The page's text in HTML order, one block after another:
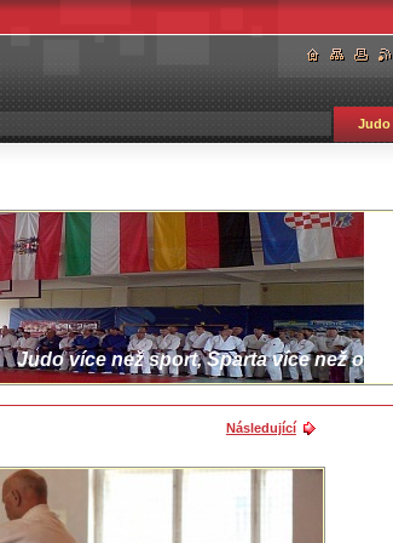
Judo
Judo více než sport, Sparta více než oddíl.
Následující